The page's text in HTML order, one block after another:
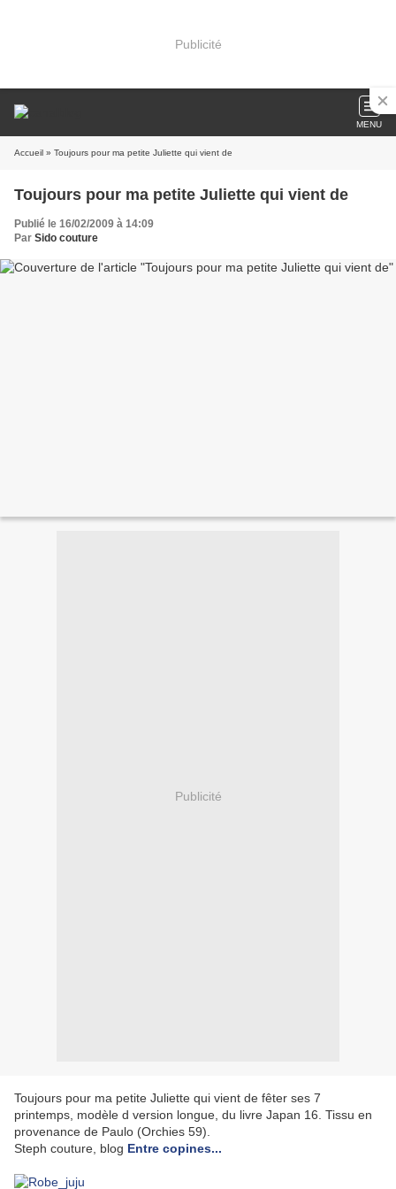
Publicité
MENU
Accueil » Toujours pour ma petite Juliette qui vient de
Toujours pour ma petite Juliette qui vient de
Publié le 16/02/2009 à 14:09
Par Sido couture
Publicité
Toujours pour ma petite Juliette qui vient de fêter ses 7
printemps, modèle d version longue, du livre Japan 16. Tissu en
provenance de Paulo (Orchies 59).
Steph couture, blog Entre copines...